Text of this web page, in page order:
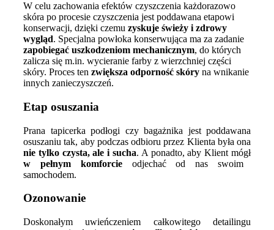
W celu zachowania efektów czyszczenia każdorazowo
skóra po procesie czyszczenia jest poddawana etapowi
konserwacji, dzięki czemu zyskuje świeży i zdrowy
wygląd. Specjalna powłoka konserwująca ma za zadanie
zapobiegać uszkodzeniom mechanicznym, do których
zalicza się m.in. wycieranie farby z wierzchniej części
skóry. Proces ten zwiększa odporność skóry na wnikanie
innych zanieczyszczeń.
Etap osuszania
Prana tapicerka podłogi czy bagażnika jest poddawana
osuszaniu tak, aby podczas odbioru przez Klienta była ona
nie tylko czysta, ale i sucha. A ponadto, aby Klient mógł
w pełnym komforcieodjechać od nas swoim
samochodem.
Ozonowanie
Doskonałym uwieńczeniem całkowitego detailingu